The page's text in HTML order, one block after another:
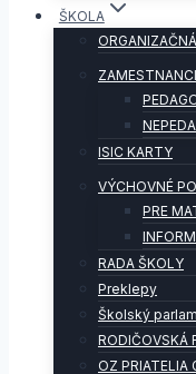
ŠKOLA
ZAMESTNANCI
ISIC KARTY
VÝCHOVNÉ
PRE
RADA ŠKOLY
Preklepy
Školský
RODIČOVSKÁ
OZ PRIATELIA